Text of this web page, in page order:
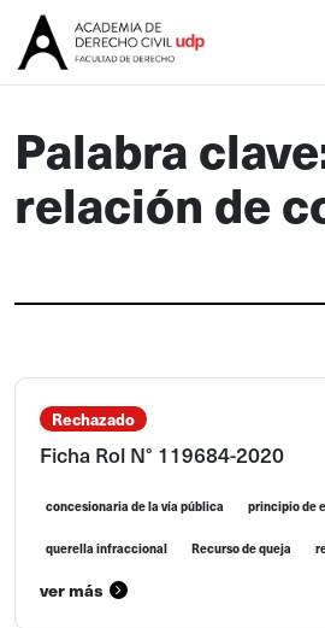
Palabra
relación de
Rechazado
Ficha Rol N° 119684-2020
concesionaria de la vía pública principio de
querella infraccional Recurso de queja
ver más